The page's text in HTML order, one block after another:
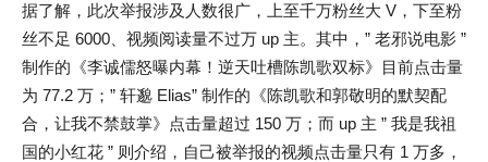
据了解，此次举报涉及人数很广，上至千万粉丝大 V，下至粉
丝不足 6000、视频阅读量不过万 up 主。其中，” 老邪说电影 ”
制作的《李诚儒怒曝内幕！逆天吐槽陈凯歌双标》目前点击量
为 77.2 万；” 轩邈 Elias” 制作的《陈凯歌和郭敬明的默契配
合，让我不禁鼓掌》点击量超过 150 万；而 up 主 ” 我是我祖
国的小红花 ” 则介绍，自己被举报的视频点击量只有 1 万多，